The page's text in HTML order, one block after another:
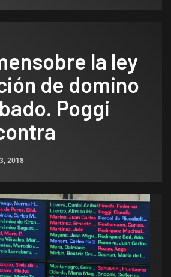
la ley
de domino
Poggi
2018